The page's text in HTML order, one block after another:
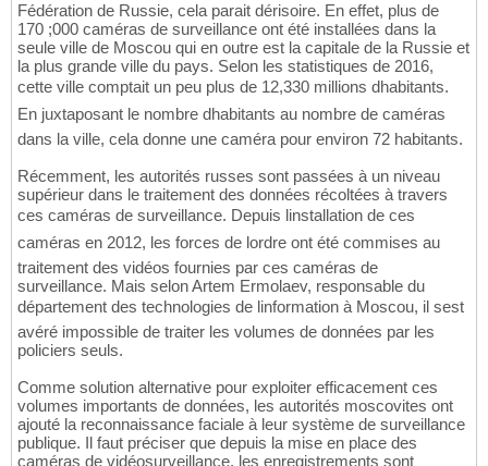
Fédération de Russie, cela parait dérisoire. En effet, plus de
170 ;000 caméras de surveillance ont été installées dans la
seule ville de Moscou qui en outre est la capitale de la Russie et
la plus grande ville du pays. Selon les statistiques de 2016,
cette ville comptait un peu plus de 12,330 millions dhabitants.
En juxtaposant le nombre dhabitants au nombre de caméras
dans la ville, cela donne une caméra pour environ 72 habitants.
Récemment, les autorités russes sont passées à un niveau
supérieur dans le traitement des données récoltées à travers
ces caméras de surveillance. Depuis linstallation de ces
caméras en 2012, les forces de lordre ont été commises au
traitement des vidéos fournies par ces caméras de
surveillance. Mais selon Artem Ermolaev, responsable du
département des technologies de linformation à Moscou, il sest
avéré impossible de traiter les volumes de données par les
policiers seuls.
Comme solution alternative pour exploiter efficacement ces
volumes importants de données, les autorités moscovites ont
ajouté la reconnaissance faciale à leur système de surveillance
publique. Il faut préciser que depuis la mise en place des
caméras de vidéosurveillance, les enregistrements sont